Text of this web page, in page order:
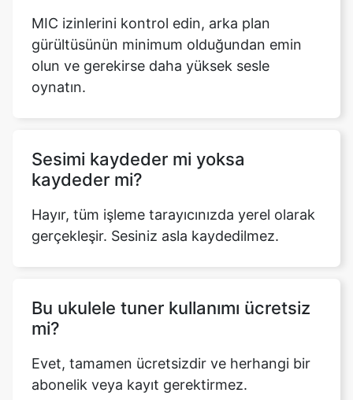
MIC izinlerini kontrol edin, arka plan
gürültüsünün minimum olduğundan emin
olun ve gerekirse daha yüksek sesle
oynatın.
Sesimi kaydeder mi yoksa
kaydeder mi?
Hayır, tüm işleme tarayıcınızda yerel olarak
gerçekleşir. Sesiniz asla kaydedilmez.
Bu ukulele tuner kullanımı ücretsiz
mi?
Evet, tamamen ücretsizdir ve herhangi bir
abonelik veya kayıt gerektirmez.